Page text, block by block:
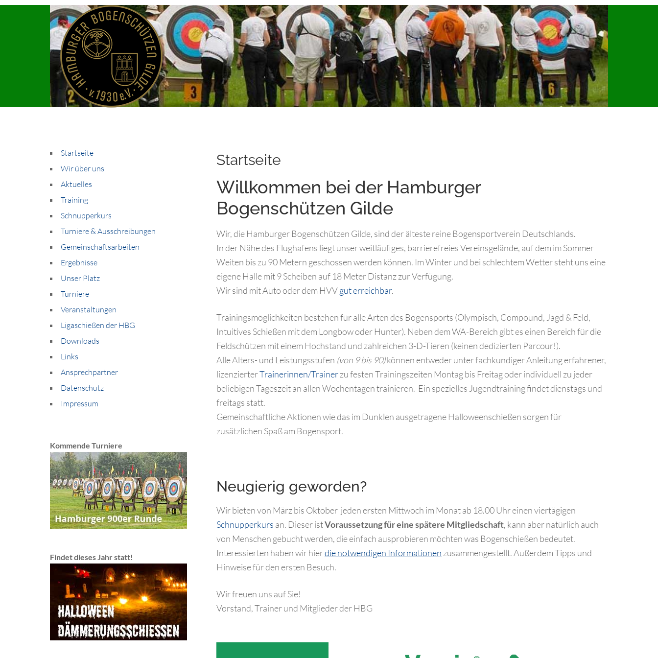
Startseite
Willkommen bei der Hamburger
Bogenschützen Gilde
Wir, die Hamburger Bogenschützen Gilde, sind der älteste reine Bogensportverein Deutschlands.
In der Nähe des Flughafens liegt unser weitläufiges, barrierefreies Vereinsgelände, auf dem im Sommer
Weiten bis zu 90 Metern geschossen werden können. Im Winter und bei schlechtem Wetter steht uns eine
eigene Halle mit 9 Scheiben auf 18 Meter Distanz zur Verfügung.
Wir sind mit Auto oder dem HVVgut erreichbar.
Trainingsmöglichkeiten bestehen für alle Arten des Bogensports (Olympisch, Compound, Jagd & Feld,
Intuitives Schießen mit dem Longbow oder Hunter). Neben dem WA-Bereich gibt es einen Bereich für die
Feldschützen mit einem Hochstand und zahlreichen 3-D-Tieren (keinen dedizierten Parcour!).
Alle Alters- und Leistungsstufen (von 9 bis 90)können entweder unter fachkundiger Anleitung erfahrener,
lizenzierterTrainerinnen/Trainerzu festen Trainingszeiten Montag bis Freitag oder individuell zu jeder
beliebigen Tageszeit an allen Wochentagen trainieren. Ein spezielles Jugendtraining findet dienstags und
freitags statt.
Gemeinschaftliche Aktionen wie das im Dunklen ausgetragene Halloweenschießen sorgen für
zusätzlichen Spaß am Bogensport.
Neugierig geworden?
Wir bieten von März bis Oktober jeden ersten Mittwoch im Monat ab 18.00 Uhr einen viertägigen
Schnupperkurs an. Dieser istVoraussetzung für eine spätere Mitgliedschaft, kann aber natürlich auch
von Menschen gebucht werden, die einfach ausprobieren möchten was Bogenschießen bedeutet.
Interessierten haben wir hierdie notwendigen Informationen zusammengestellt. Außerdem Tipps und
Hinweise für den ersten Besuch.
Wir freuen uns auf Sie!
Vorstand, Trainer und Mitglieder der HBG
Startseite
Wir über uns
Aktuelles
Training
Schnupperkurs
Turniere & Ausschreibungen
Gemeinschaftsarbeiten
Ergebnisse
Unser Platz
Turniere
Veranstaltungen
Ligaschießen der HBG
Downloads
Links
Ansprechpartner
Datenschutz
Impressum
Kommende Turniere
Findet dieses Jahr statt!